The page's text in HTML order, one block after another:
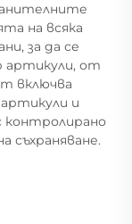
на всяка
за да се
артикули, от
включва
и
съхраняване.